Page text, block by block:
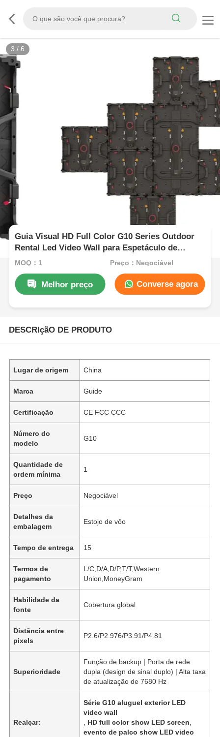
3 / 6
Guia Visual HD Full Color G10 Series Outdoor
Rental Led Video Wall para Espetáculo de
Eventos
MOQ：1 Preço：Negociável
Melhor preço Converse agora
DESCRIçãO DE PRODUTO
Lugar de origem China
Marca Guide
Certificação CE FCC CCC
Número do
modelo
G10
Quantidade de
ordem mínima
1
Preço Negociável
Detalhes da
embalagem
Estojo de vôo
Tempo de entrega 15
Termos de
pagamento
L/C,D/A,D/P,T/T,Western
Union,MoneyGram
Habilidade da
fonte
Cobertura global
Distância entre
pixels
P2.6/P2.976/P3.91/P4.81
Superioridade
Função de backup | Porta de rede
dupla (design de sinal duplo) | Alta taxa
de atualização de 7680 Hz
Realçar:
Série G10 aluguel exterior LED
video wall
HD full color show LED screen
evento de palco show LED video